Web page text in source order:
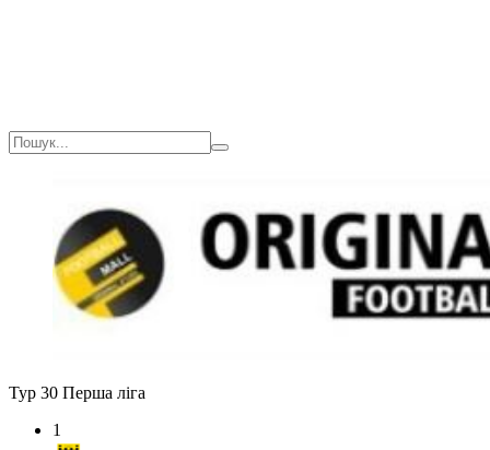
Тур 30 Перша ліга
1